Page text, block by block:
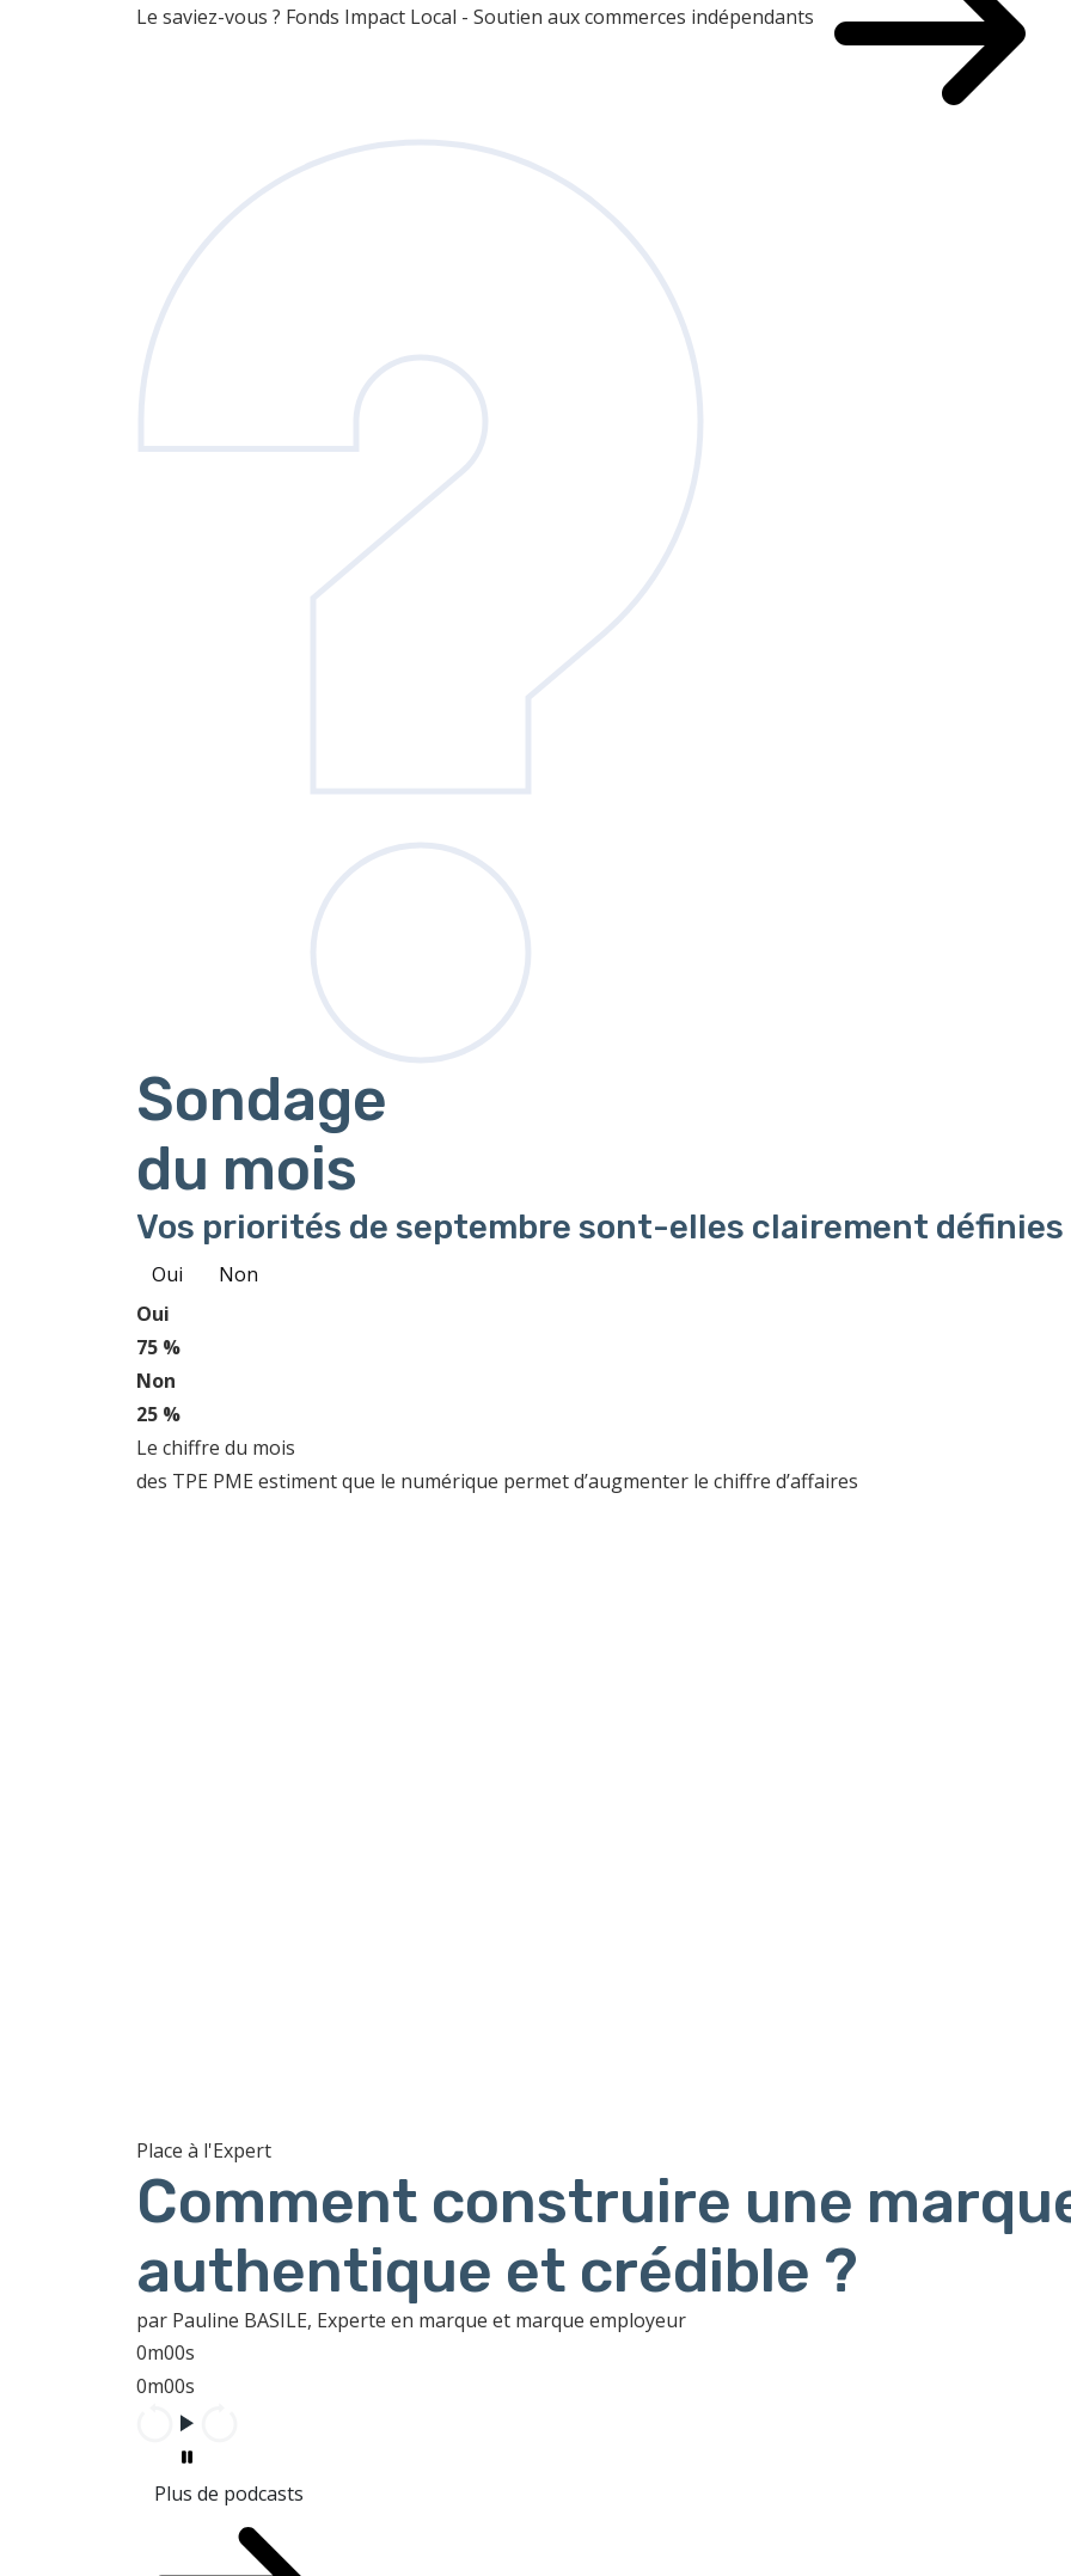
Le saviez-vous ? Fonds Impact Local - Soutien aux commerces indépendants
Sondage
du mois
Vos priorités de septembre sont-elles clairement définies
Oui
Non
Oui
75 %
Non
25 %
Le chiffre du mois
des TPE PME estiment que le numérique permet d’augmenter le chiffre d’affaires
Place à l'Expert
Comment construire une
authentique et crédible ?
par Pauline BASILE, Experte en marque et marque employeur
0m00s
0m00s
Plus de podcasts